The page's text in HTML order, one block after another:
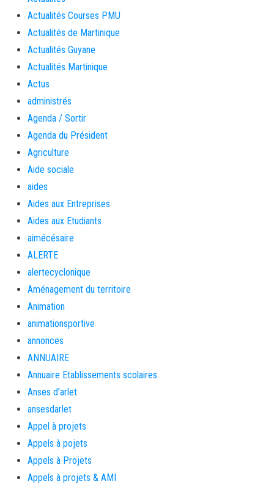
Actualités Courses PMU
Actualités de Martinique
Actualités Guyane
Actualités Martinique
Actus
administrés
Agenda / Sortir
Agenda du Président
Agriculture
Aide sociale
aides
Aides aux Entreprises
Aides aux Etudiants
aimécésaire
ALERTE
alertecyclonique
Aménagement du territoire
Animation
animationsportive
annonces
ANNUAIRE
Annuaire Etablissements scolaires
Anses d'arlet
ansesdarlet
Appel à projets
Appels à pojets
Appels à Projets
Appels à projets & AMI